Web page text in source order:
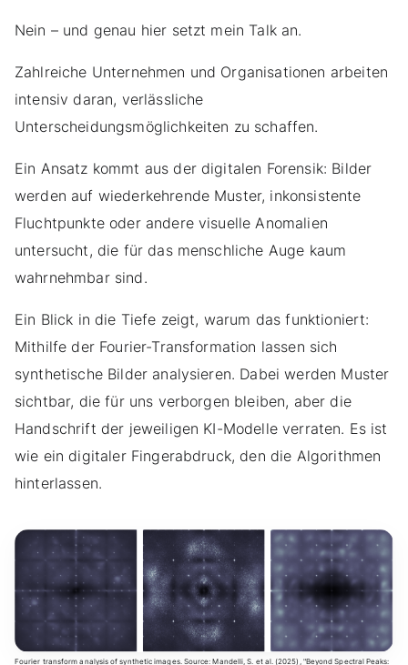
Nein – und genau hier setzt mein Talk an.
Zahlreiche Unternehmen und Organisationen arbeiten
intensiv daran, verlässliche
Unterscheidungsmöglichkeiten zu schaffen.
Ein Ansatz kommt aus der digitalen Forensik: Bilder
werden auf wiederkehrende Muster, inkonsistente
Fluchtpunkte oder andere visuelle Anomalien
untersucht, die für das menschliche Auge kaum
wahrnehmbar sind.
Ein Blick in die Tiefe zeigt, warum das funktioniert:
Mithilfe der Fourier-Transformation lassen sich
synthetische Bilder analysieren. Dabei werden Muster
sichtbar, die für uns verborgen bleiben, aber die
Handschrift der jeweiligen KI-Modelle verraten. Es ist
wie ein digitaler Fingerabdruck, den die Algorithmen
hinterlassen.
Fourier transform analysis of synthetic images. Source: Mandelli, S. et al. (2025), "Beyond Spectral Peaks: